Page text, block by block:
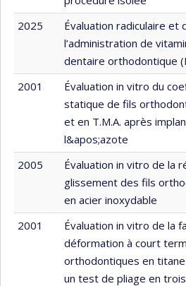
2025
Évaluation radiculaire et
l’administration de
dentaire orthodontique
2001
Évaluation in vitro du
statique de fils
et en T.M.A. après
l&apos;azote
2005
Évaluation in vitro de la
glissement des fils
en acier inoxydable
2001
Évaluation in vitro de la
déformation à court
orthodontiques en
un test de pliage en